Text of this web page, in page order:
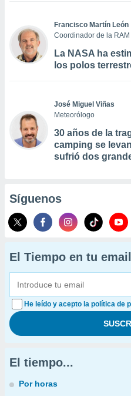
Francisco Martín León
Coordinador de la RAM
La NASA ha
los polos
José Miguel Viñas
Meteorólogo
30 años de la
camping se
sufrió dos
Síguenos
El Tiempo en tu email
He leído y acepto la política de
El tiempo...
Por horas